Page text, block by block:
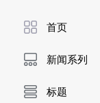
首页
新闻系列
标题